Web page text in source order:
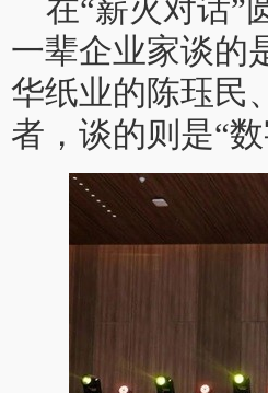
在“薪火对话”
一辈企业家谈的
华纸业的陈珏民
者，谈的则是“